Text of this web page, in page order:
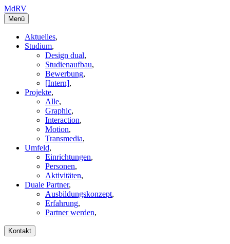
MdRV
Menü
Aktuelles,
Studium,
Design dual,
Studienaufbau,
Bewerbung,
[Intern],
Projekte,
Alle,
Graphic,
Interaction,
Motion,
Transmedia,
Umfeld,
Einrichtungen,
Personen,
Aktivitäten,
Duale Partner,
Ausbildungskonzept,
Erfahrung,
Partner werden,
Kontakt